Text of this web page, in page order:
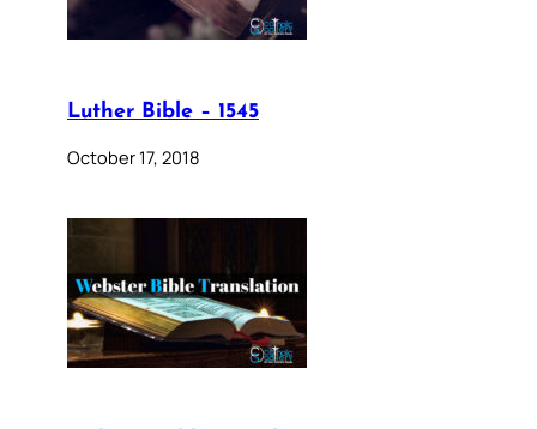
Luther Bible – 1545
October 17, 2018